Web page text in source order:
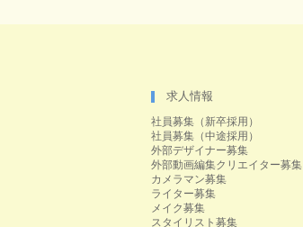
求人情報
社員募集（新卒採用）
社員募集（中途採用）
外部デザイナー募集
外部動画編集クリエイター募集
カメラマン募集
ライター募集
メイク募集
スタイリスト募集